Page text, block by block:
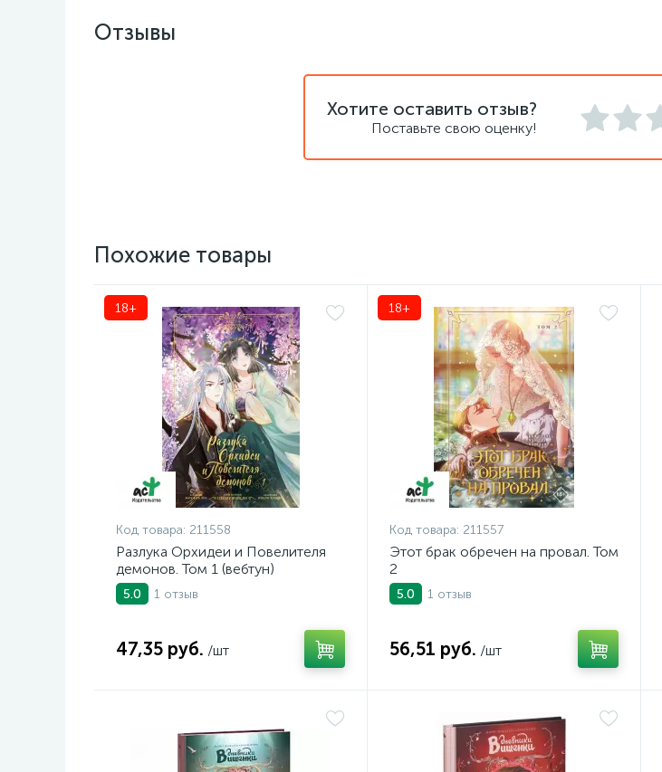
Отзывы
Хотите оставить отзыв?
Поставьте свою оценку!
Похожие товары
18+
Код товара: 211558
Разлука Орхидеи и Повелителя
демонов. Том 1 (вебтун)
5.0 1 отзыв
47,35 руб. /шт
18+
Код товара: 211557
Этот брак обречен на провал. Том
2
5.0 1 отзыв
56,51 руб. /шт